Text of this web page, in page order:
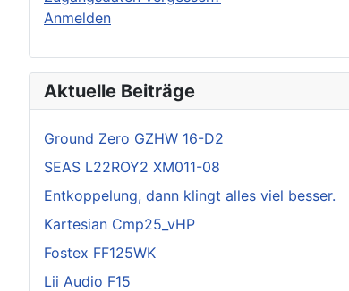
Anmelden
Aktuelle Beiträge
Ground Zero GZHW 16-D2
SEAS L22ROY2 XM011-08
Entkoppelung, dann klingt alles viel besser.
Kartesian Cmp25_vHP
Fostex FF125WK
Lii Audio F15